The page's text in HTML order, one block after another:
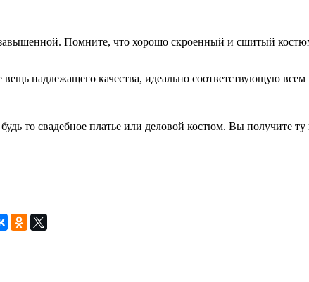
Помните, что хорошо скроенный и сшитый
надлежащего качества, идеально соответствующую
то свадебное платье или деловой костюм. Вы получите ту